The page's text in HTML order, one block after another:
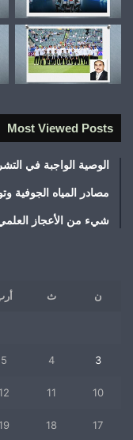
Most Viewed Posts
الوصية الواجبة في
مصادر المياه الجوفية
شيء من الأعجاز
ن ث
3
4
5
10
11
17
18